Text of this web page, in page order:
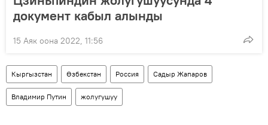
документ кабыл алынды
15 Аяк оона 2022, 11:56
Кыргызстан Өзбекстан Россия Садыр Жапаров
Владимир Путин жолугушуу